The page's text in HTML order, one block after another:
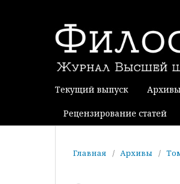
Текущий выпуск
Рецензирование статей
Главная / Архивы /